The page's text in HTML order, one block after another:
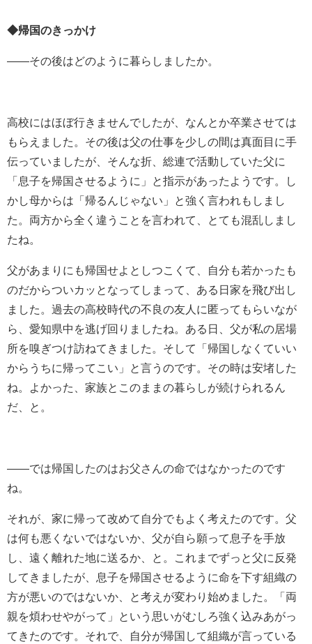
◆帰国のきっかけ
――その後はどのように暮らしましたか。
高校にはほぼ行きませんでしたが、なんとか卒業させては
もらえました。その後は父の仕事を少しの間は真面目に手
伝っていましたが、そんな折、総連で活動していた父に
「息子を帰国させるように」と指示があったようです。し
かし母からは「帰るんじゃない」と強く言われもしまし
た。両方から全く違うことを言われて、とても混乱しまし
たね。
父があまりにも帰国せよとしつこくて、自分も若かったも
のだからついカッとなってしまって、ある日家を飛び出し
ました。過去の高校時代の不良の友人に匿ってもらいなが
ら、愛知県中を逃げ回りましたね。ある日、父が私の居場
所を嗅ぎつけ訪ねてきました。そして「帰国しなくていい
からうちに帰ってこい」と言うのです。その時は安堵した
ね。よかった、家族とこのままの暮らしが続けられるん
だ、と。
――では帰国したのはお父さんの命ではなかったのです
ね。
それが、家に帰って改めて自分でもよく考えたのです。父
は何も悪くないではないか、父が自ら願って息子を手放
し、遠く離れた地に送るか、と。これまでずっと父に反発
してきましたが、息子を帰国させるように命を下す組織の
方が悪いのではないか、と考えが変わり始めました。「両
親を煩わせやがって」という思いがむしろ強く込みあがっ
てきたのです。それで、自分が帰国して組織が言っている